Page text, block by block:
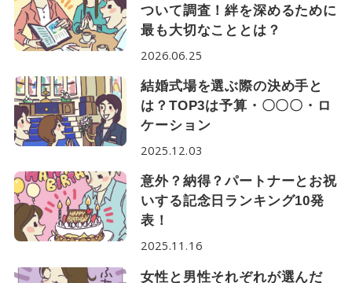
ついて調査！絆を深めるために
最も大切なこととは？
2026.06.25
結婚式場を選ぶ際の決め手と
は？TOP3は予算・〇〇〇・ロ
ケーション
2025.12.03
意外？納得？パートナーとお祝
いする記念日ランキング10発
表！
2025.11.16
女性と男性それぞれが選んだ